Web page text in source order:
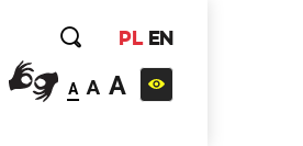
PL EN
A A A